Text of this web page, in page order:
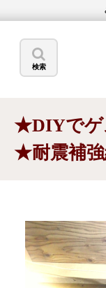
検索
★DIYでゲ
★耐震補